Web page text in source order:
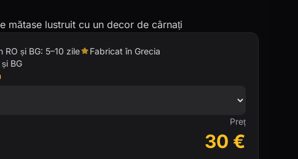
mătase lustruit cu un decor de cârnați
RO și BG: 5–10 zile
Fabricat în Grecia
BG
Preț
30 €